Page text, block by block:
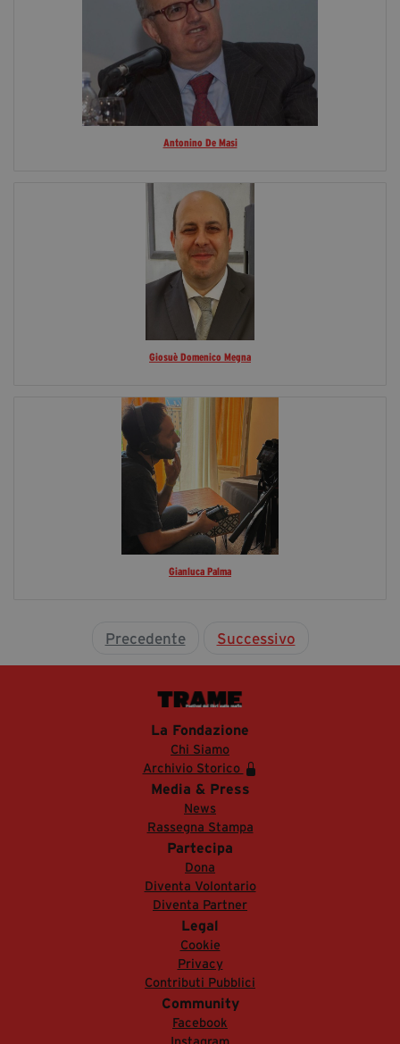
Antonino De Masi
Giosuè Domenico Megna
Gianluca Palma
Precedente Successivo
La Fondazione
Chi Siamo
Archivio Storico
Media & Press
News
Rassegna Stampa
Partecipa
Dona
Diventa Volontario
Diventa Partner
Legal
Cookie
Privacy
Contributi Pubblici
Community
Facebook